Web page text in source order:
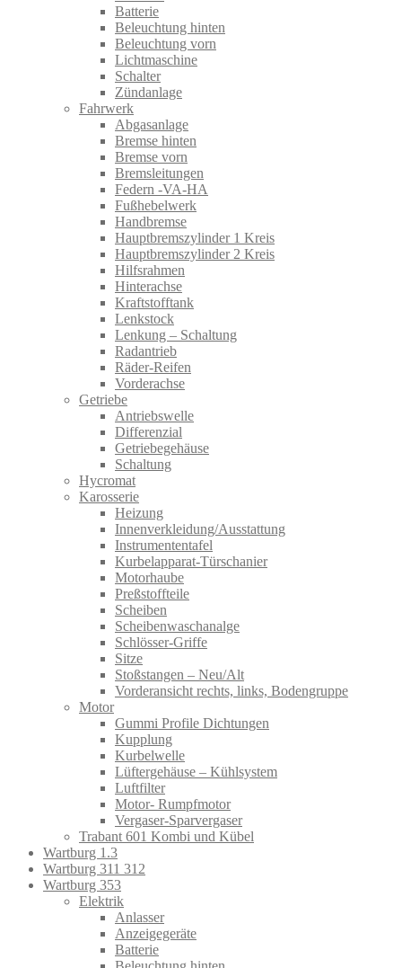
Batterie
Beleuchtung hinten
Beleuchtung vorn
Lichtmaschine
Schalter
Zündanlage
Fahrwerk
Abgasanlage
Bremse hinten
Bremse vorn
Bremsleitungen
Federn -VA-HA
Fußhebelwerk
Handbremse
Hauptbremszylinder 1 Kreis
Hauptbremszylinder 2 Kreis
Hilfsrahmen
Hinterachse
Kraftstofftank
Lenkstock
Lenkung – Schaltung
Radantrieb
Räder-Reifen
Vorderachse
Getriebe
Antriebswelle
Differenzial
Getriebegehäuse
Schaltung
Hycromat
Karosserie
Heizung
Innenverkleidung/Ausstattung
Instrumententafel
Kurbelapparat-Türschanier
Motorhaube
Preßstoffteile
Scheiben
Scheibenwaschanalge
Schlösser-Griffe
Sitze
Stoßstangen – Neu/Alt
Vorderansicht rechts, links, Bodengruppe
Motor
Gummi Profile Dichtungen
Kupplung
Kurbelwelle
Lüftergehäuse – Kühlsystem
Luftfilter
Motor- Rumpfmotor
Vergaser-Sparvergaser
Trabant 601 Kombi und Kübel
Wartburg 1.3
Wartburg 311 312
Wartburg 353
Elektrik
Anlasser
Anzeigegeräte
Batterie